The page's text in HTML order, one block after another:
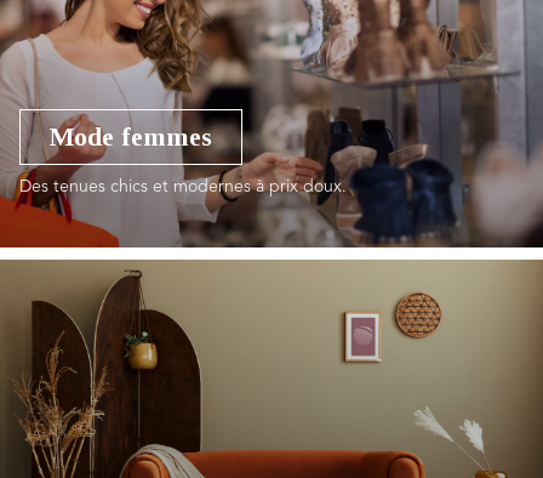
Mode femmes
Des tenues chics et modernes à prix doux.